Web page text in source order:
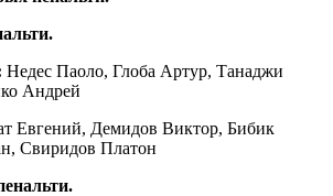
Недес Паоло, Глоба Артур, Танаджи
Андрей
Евгений, Демидов Виктор, Бибик
Свиридов Платон